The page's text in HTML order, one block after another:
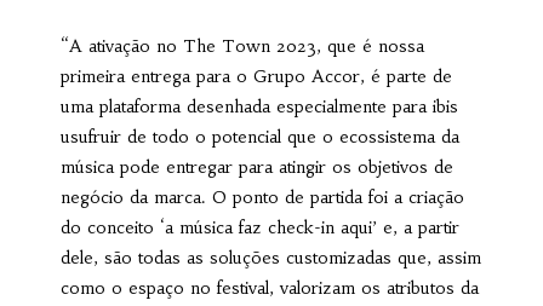
“A ativação no The Town 2023, que é nossa
primeira entrega para o Grupo Accor, é parte de
uma plataforma desenhada especialmente para ibis
usufruir de todo o potencial que o ecossistema da
música pode entregar para atingir os objetivos de
negócio da marca. O ponto de partida foi a criação
do conceito ‘a música faz check-in aqui’ e, a partir
dele, são todas as soluções customizadas que, assim
como o espaço no festival, valorizam os atributos da